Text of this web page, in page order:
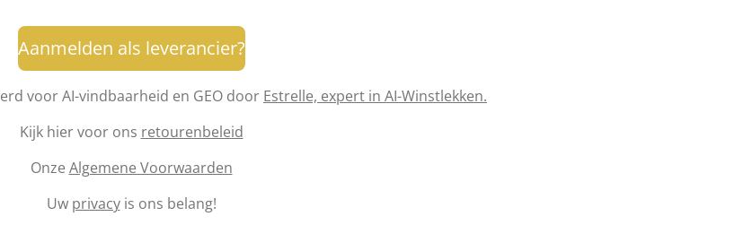
Aanmelden als leverancier?
voor AI-vindbaarheid en GEO door Estrelle, expert in AI-Winstlekken.
Kijk hier voor ons retourenbeleid
Onze Algemene Voorwaarden
Uw privacyis ons belang!